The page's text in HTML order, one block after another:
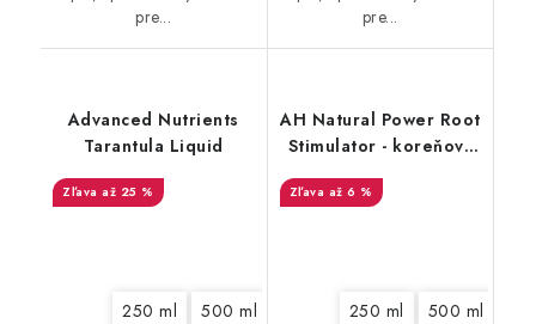
pre...
pre...
Advanced Nutrients
Tarantula Liquid
až 25 %
250 ml 500 ml 10 l 20 l
AH Natural Power Root
Stimulator - koreňový
stimulátor
až 6 %
250 ml 500 ml